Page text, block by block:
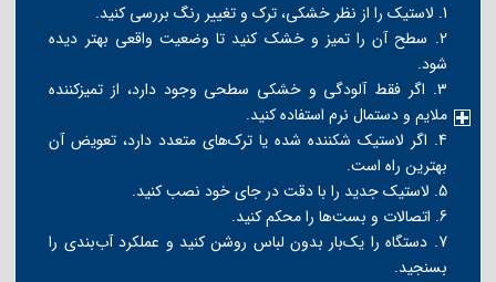
1. لاستیک را از نظر خشکی، ترک و تغییر رنگ بررسی کنید.
2. سطح آن را تمیز و خشک کنید تا وضعیت واقعی بهتر دیده
شود.
3. اگر فقط آلودگی و خشکی سطحی وجود دارد، از تمیزکننده
ملایم و دستمال نرم استفاده کنید.
4. اگر لاستیک شکننده شده یا ترک‌های متعدد دارد، تعویض آن
بهترین راه است.
5. لاستیک جدید را با دقت در جای خود نصب کنید.
6. اتصالات و بست‌ها را محکم کنید.
7. دستگاه را یک‌بار بدون لباس روشن کنید و عملکرد آب‌بندی را
بسنجید.